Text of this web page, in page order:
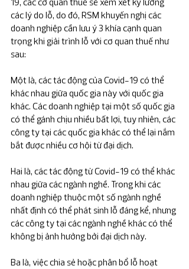
các lý do lỗ, do đó, RSM khuyến nghị các
doanh nghiệp cần lưu ý 3 khía cạnh quan
trọng khi giải trình lỗ với cơ quan thuế như
sau:
Một là, các tác động của Covid-19 có thể
khác nhau giữa quốc gia này với quốc gia
khác. Các doanh nghiệp tại một số quốc gia
có thể gánh chịu nhiều bất lợi, tuy nhiên, các
công ty tại các quốc gia khác có thể lại nắm
bắt được nhiều cơ hội từ đại dịch.
Hai là, các tác động từ Covid-19 có thể khác
nhau giữa các ngành nghề. Trong khi các
doanh nghiệp thuộc một số ngành nghề
nhất định có thể phát sinh lỗ đáng kể, nhưng
các công ty tại các ngành nghề khác có thể
không bị ảnh hưởng bởi đại dịch này.
Ba là, việc chia sẻ hoặc phân bổ lỗ hoạt